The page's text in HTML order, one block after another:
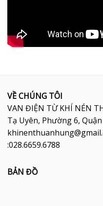
VỀ CHÚNG TÔI
VAN ĐIỆN TỪ KHÍ NÉN
Tạ Uyên, Phường 6,
:028.6659.6788
BẢN ĐỒ